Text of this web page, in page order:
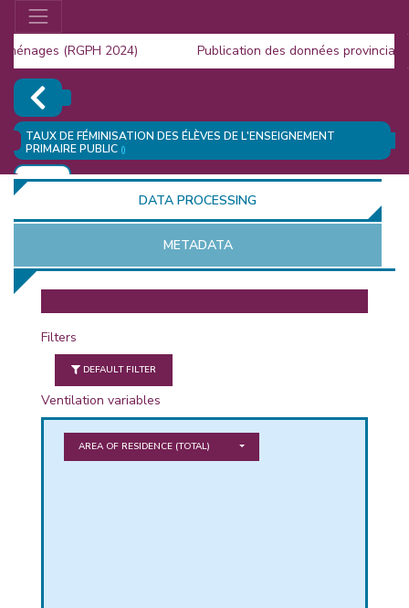
(RGPH 2024)
Publication des données
(RGPH 2024)
TAUX DE FÉMINISATION DES ÉLÈVES DE L'ENSEIGNEMENT
PRIMAIRE PUBLIC ()
ADD
DATA PROCESSING
METADATA
Filters
DEFAULT FILTER
Ventilation variables
AREA OF RESIDENCE (TOTAL)